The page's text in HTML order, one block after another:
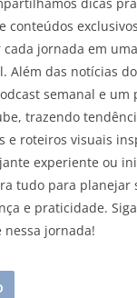
conteúdos
jornada em
Além das notícias
semanal e um
trazendo
e roteiros visuais
experiente ou
tudo para planejar
e praticidade.
jornada!